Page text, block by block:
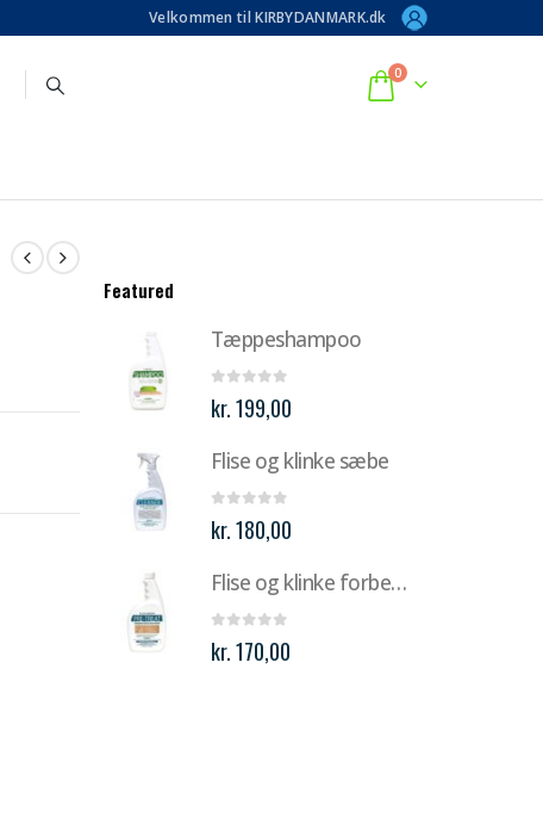
Velkommen til KIRBYDANMARK.dk
0
Featured
Tæppeshampoo
kr.199,00
Flise og klinke sæbe
kr.180,00
Flise og klinke forbehandling
kr.170,00